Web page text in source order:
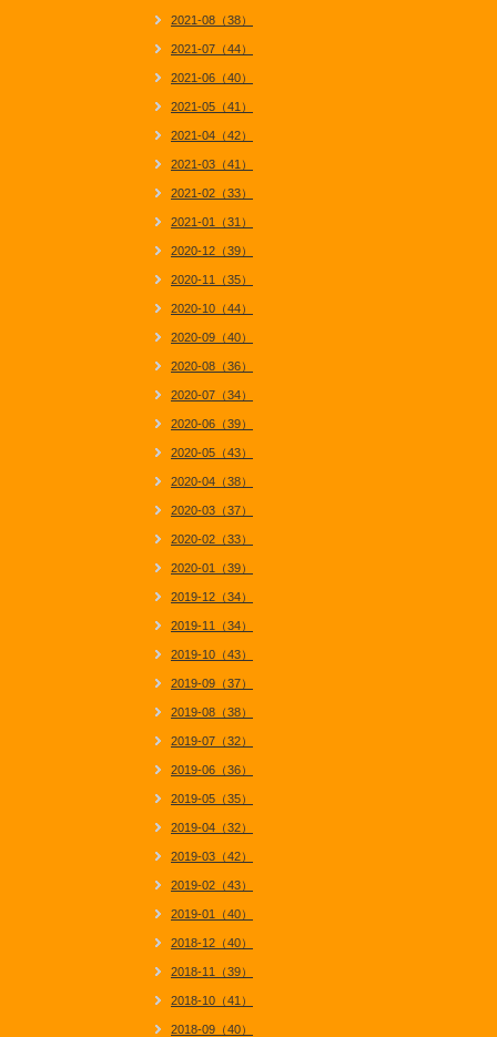
2021-08（38）
2021-07（44）
2021-06（40）
2021-05（41）
2021-04（42）
2021-03（41）
2021-02（33）
2021-01（31）
2020-12（39）
2020-11（35）
2020-10（44）
2020-09（40）
2020-08（36）
2020-07（34）
2020-06（39）
2020-05（43）
2020-04（38）
2020-03（37）
2020-02（33）
2020-01（39）
2019-12（34）
2019-11（34）
2019-10（43）
2019-09（37）
2019-08（38）
2019-07（32）
2019-06（36）
2019-05（35）
2019-04（32）
2019-03（42）
2019-02（43）
2019-01（40）
2018-12（40）
2018-11（39）
2018-10（41）
2018-09（40）